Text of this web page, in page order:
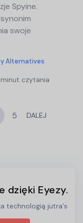
Spyine.
swoje
Alternatives
czytania
5 DALEJ
dzięki Eyezy.
technologią jutra's